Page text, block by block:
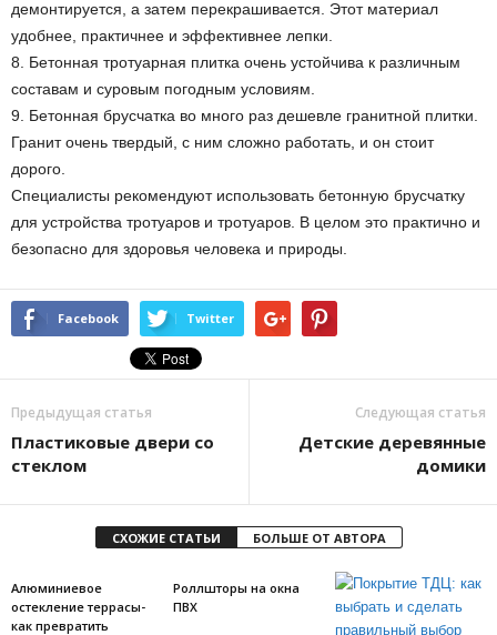
демонтируется, а затем перекрашивается. Этот материал
удобнее, практичнее и эффективнее лепки.
8. Бетонная тротуарная плитка очень устойчива к различным
составам и суровым погодным условиям.
9. Бетонная брусчатка во много раз дешевле гранитной плитки.
Гранит очень твердый, с ним сложно работать, и он стоит
дорого.
Специалисты рекомендуют использовать бетонную брусчатку
для устройства тротуаров и тротуаров. В целом это практично и
безопасно для здоровья человека и природы.
Facebook Twitter
Предыдущая статья
Пластиковые двери со
стеклом
Следующая статья
Детские деревянные
домики
СХОЖИЕ СТАТЬИ БОЛЬШЕ ОТ АВТОРА
Алюминиевое
остекление террасы-
как превратить
Роллшторы на окна
ПВХ